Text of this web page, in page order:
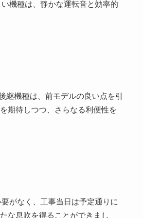
機種は、静かな運転音と効率的
機種は、前モデルの良い点を引
期待しつつ、さらなる利便性を
がなく、工事当日は予定通りに
な息吹を得ることができまし